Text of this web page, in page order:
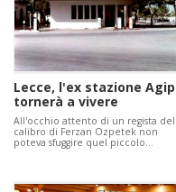
Lecce, l'ex stazione Agip
tornerà a vivere
All'occhio attento di un regista del
calibro di Ferzan Ozpetek non
poteva sfuggire quel piccolo…